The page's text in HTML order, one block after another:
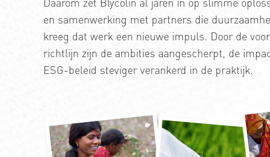
en samenwerking met partners die
kreeg dat werk een nieuwe impuls. Door de
richtlijn zijn de ambities aangescherpt, de
ESG-beleid steviger verankerd in de praktijk.